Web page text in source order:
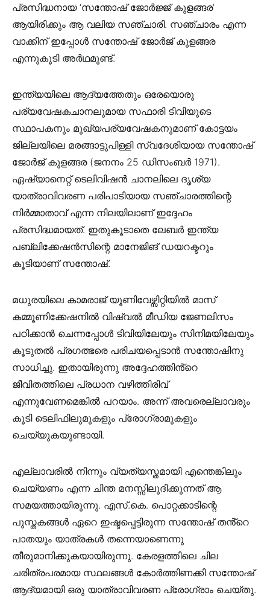
പ്രസിദ്ധനായ ‘സന്തോഷ് ജോർജ്ജ് കുളങ്ങര’
ആയിരിക്കും ആ വലിയ സഞ്ചാരി. സഞ്ചാരം എന്ന
വാക്കിന് ഇപ്പോള്‍ സന്തോഷ് ജോര്‍ജ് കുളങ്ങര
എന്നുകൂടി അര്‍ഥമുണ്ട്.
ഇന്ത്യയിലെ ആദ്യത്തേതും ഒരേയൊരു
പര്യവേഷകചാനലുമായ സഫാരി ടിവിയുടെ
സ്ഥാപകനും മുഖ്യപര്യവേഷകനുമാണ് കോട്ടയം
ജില്ലയിലെ മരങ്ങാട്ടുപിള്ളി സ്വദേശിയായ സന്തോഷ്
ജോർജ് കുളങ്ങര (ജനനം 25 ഡിസംബർ 1971).
ഏഷ്യാനെറ്റ് ടെലിവിഷൻ ചാനലിലെ ദൃശ്യ
യാത്രാവിവരണ പരിപാടിയായ സഞ്ചാരത്തിന്റെ
നിർമ്മാതാവ് എന്ന നിലയിലാണ് ഇദ്ദേഹം
പ്രസിദ്ധമായത്. ഇതുകൂടാതെ ലേബർ ഇന്ത്യ
പബ്ലിക്കേഷൻസിന്റെ മാനേജിങ് ഡയറക്ടറും
കൂടിയാണ് സന്തോഷ്.
മധുരയിലെ കാമരാജ് യൂണിവേഴ്സിറ്റിയില്‍ മാസ്
കമ്മൂണിക്കേഷനില്‍ വിഷ്വല്‍ മീഡിയ ജേണലിസം
പഠിക്കാന്‍ ചെന്നപ്പോൾ ടിവിയിലേയും സിനിമയിലേയും
കൂടുതല്‍ പ്രഗത്ഭരെ പരിചയപ്പെടാന്‍ സന്തോഷിനു
സാധിച്ചു. ഇതായിരുന്നു അദ്ദേഹത്തിൻ്റെ
ജീവിതത്തിലെ പ്രധാന വഴിത്തിരിവ്
എന്നുവേണമെങ്കിൽ പറയാം. അന്ന് അവരെല്ലാവരും
കൂടി ടെലിഫിലുമുകളും പ്രോഗ്രാമുകളും
ചെയ്യുകയുണ്ടായി.
എല്ലാവരിൽ നിന്നും വ്യത്യസ്തമായി എന്തെങ്കിലും
ചെയ്യണം എന്ന ചിന്ത മനസ്സിലുദിക്കുന്നത് ആ
സമയത്തായിരുന്നു. എസ്.കെ. പൊറ്റക്കാടിന്റെ
പുസ്തകങ്ങൾ ഏറെ ഇഷ്ടപ്പെട്ടിരുന്ന സന്തോഷ് തൻ്റെ
പാതയും യാത്രകൾ തന്നെയാണെന്നു
തീരുമാനിക്കുകയായിരുന്നു. കേരളത്തിലെ ചില
ചരിത്രപരമായ സ്ഥലങ്ങൾ കോർത്തിണക്കി സന്തോഷ്
ആദ്യമായി ഒരു യാത്രാവിവരണ പ്രോഗ്രാം ചെയ്തു.